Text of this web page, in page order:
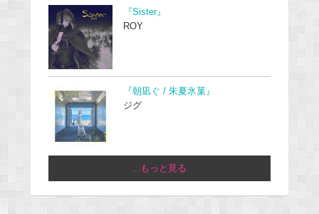
『Sister』
ROY
『朝凪ぐ / 朱夏氷菓』
ジグ
...もっと見る